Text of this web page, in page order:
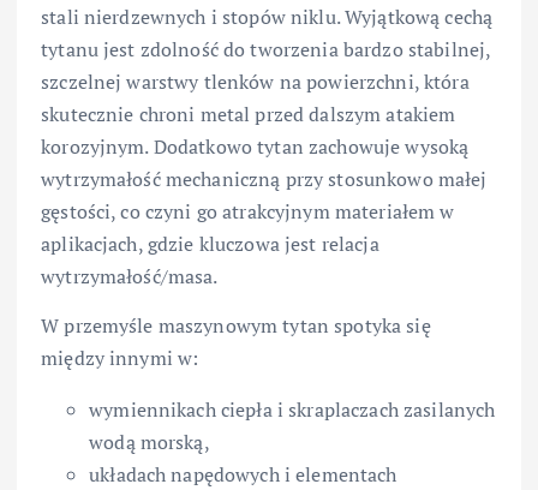
stali nierdzewnych i stopów niklu. Wyjątkową cechą
tytanu jest zdolność do tworzenia bardzo stabilnej,
szczelnej warstwy tlenków na powierzchni, która
skutecznie chroni metal przed dalszym atakiem
korozyjnym. Dodatkowo tytan zachowuje wysoką
wytrzymałość mechaniczną przy stosunkowo małej
gęstości, co czyni go atrakcyjnym materiałem w
aplikacjach, gdzie kluczowa jest relacja
wytrzymałość/masa.
W przemyśle maszynowym tytan spotyka się
między innymi w:
wymiennikach ciepła i skraplaczach zasilanych
wodą morską,
układach napędowych i elementach